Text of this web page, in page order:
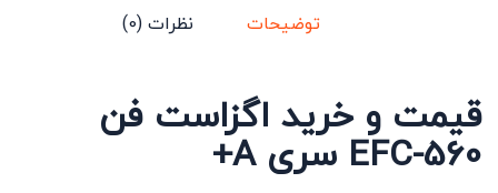
توضیحات نظرات (0)
قیمت و خرید اگزاست فن
EFC-560 سری A+